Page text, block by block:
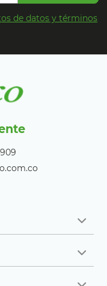
de datos y términos